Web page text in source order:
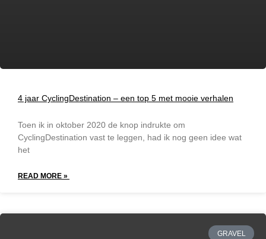
4 jaar CyclingDestination – een top 5 met mooie verhalen
Toen ik in oktober 2020 de knop indrukte om
CyclingDestination vast te leggen, had ik nog geen idee wat
het
READ MORE »
GRAVEL